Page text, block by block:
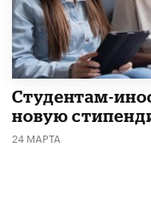
Студентам-
новую
24 МАРТА